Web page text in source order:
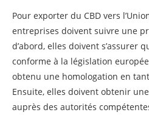
Pour exporter du CBD vers
entreprises doivent suivre une
d’abord, elles doivent s’assurer
conforme à la législation
obtenu une homologation en
Ensuite, elles doivent obtenir
auprès des autorités